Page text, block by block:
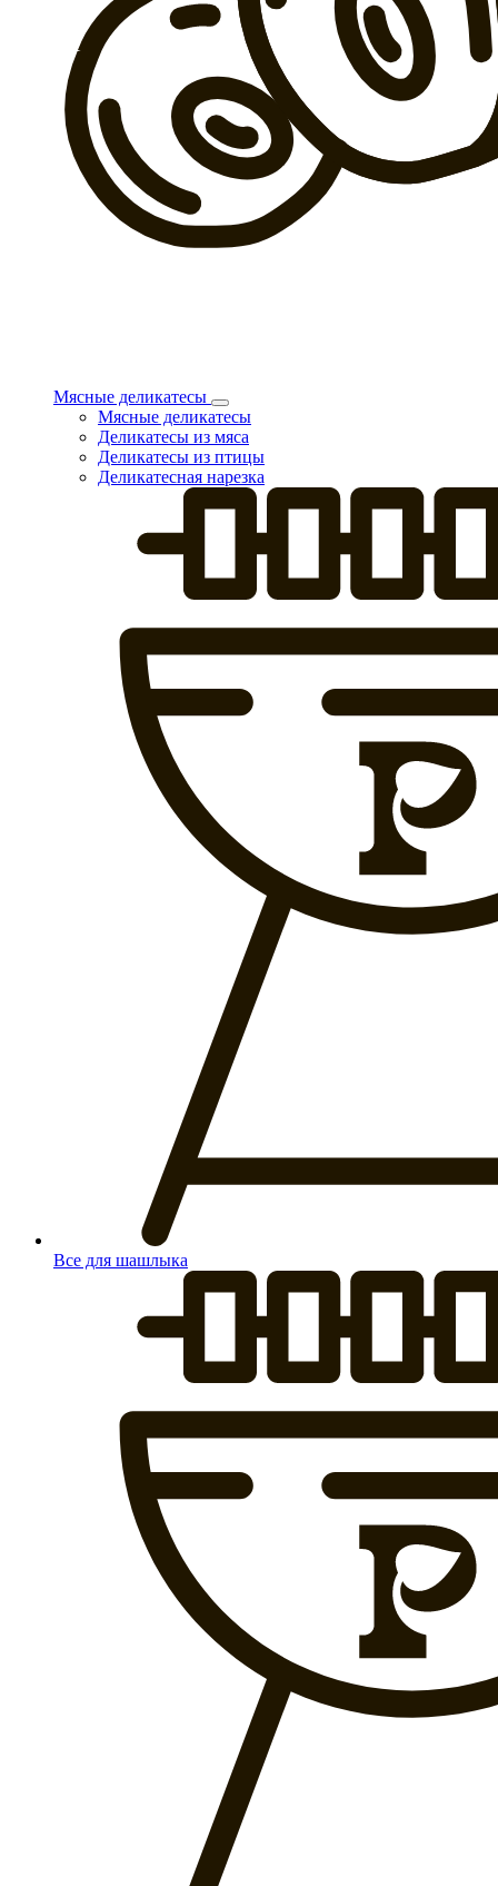
Мясные деликатесы
Мясные деликатесы
Деликатесы из мяса
Деликатесы из птицы
Деликатесная нарезка
Все для шашлыка